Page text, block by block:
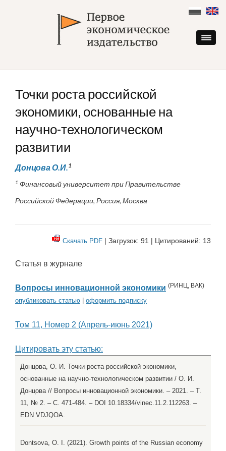
content
Точки роста российской
экономики, основанные на
научно-технологическом
развитии
Донцова О.И.1
1 Финансовый университет при Правительстве
Российской Федерации, Россия, Москва
Скачать PDF | Загрузок: 91 | Цитирований: 13
Статья в журнале
Вопросы инновационной экономики (РИНЦ, ВАК)
опубликовать статью оформить подписку
Том 11, Номер 2 (Апрель-июнь 2021)
Цитировать эту статью:
Донцова, О. И. Точки роста российской экономики,
основанные на научно-технологическом развитии / О. И.
Донцова // Вопросы инновационной экономики. – 2021. – Т.
11, № 2. – С. 471-484. – DOI 10.18334/vinec.11.2.112263. –
EDN VDJQOA.
Dontsova, O. I. (2021). Growth points of the Russian economy